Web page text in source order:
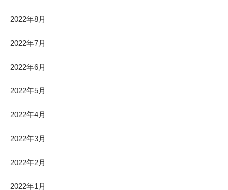
2022年8月
2022年7月
2022年6月
2022年5月
2022年4月
2022年3月
2022年2月
2022年1月